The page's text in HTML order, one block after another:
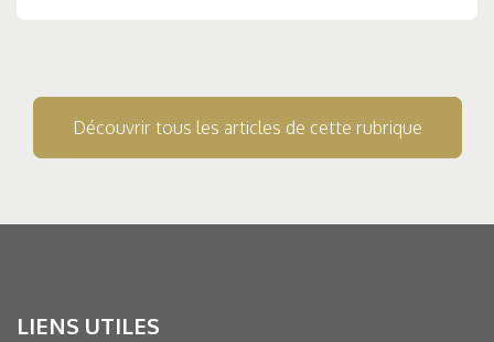
Découvrir tous les articles de cette rubrique
LIENS UTILES